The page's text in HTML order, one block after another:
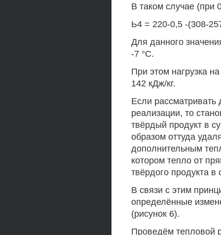
В таком случае (при
Ь4 = 220-0,5 -(308-
Для данного
-7 °С.
При этом нагрузка
142 кДж/кг.
Если рассматривать
реализации, то
твёрдый продукт в
образом оттуда
дополнительным
котором тепло от
твёрдого продукта в
В связи с этим
определённые
(рисунок 6).
Проведём тепловой